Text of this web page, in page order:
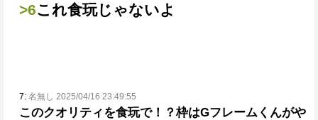
>6これ食玩じゃないよ
7: 名無し 2025/04/16 23:49:55
このクオリティを食玩で！？枠はGフレームくんがや